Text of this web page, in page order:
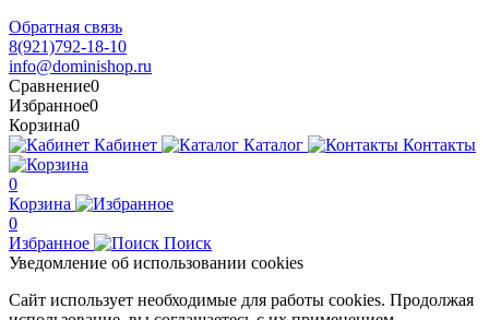
Обратная связь
8(921)792-18-10
info@dominishop.ru
Сравнение0
Избранное0
Корзина0
Кабинет
Каталог Контакты
0
Корзина
0
Избранное
Поиск
Уведомление об использовании cookies
Сайт использует необходимые для работы cookies. Продолжая